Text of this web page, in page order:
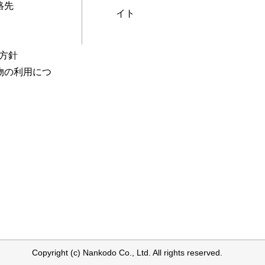
先
針
の利用につ
イト
Copyright (c) Nankodo Co., Ltd. All rights reserved.